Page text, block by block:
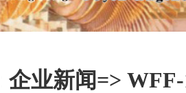
企业新闻=>